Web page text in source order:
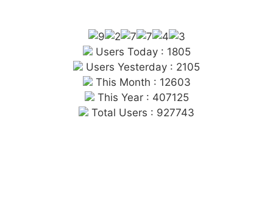
Users Today : 1805
Users Yesterday : 2105
This Month : 12603
This Year : 407125
Total Users : 927743